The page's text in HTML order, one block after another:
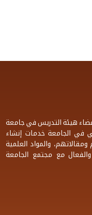
هيئة التدريس في جامعة
في الجامعة خدمات إنشاء
والمواد العلمية
مع مجتمع الجامعة